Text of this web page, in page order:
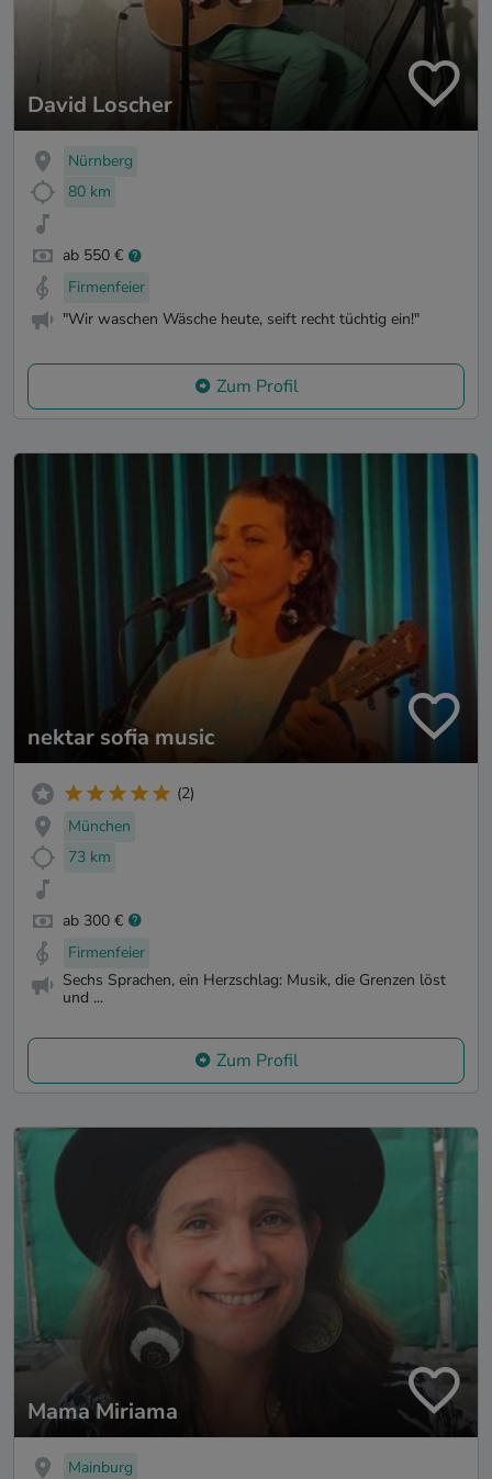
David Loscher
Nürnberg
80 km
ab 550 €
Firmenfeier
"Wir waschen Wäsche heute, seift recht tüchtig ein!"
Zum Profil
nektar sofia music
(2)
München
73 km
ab 300 €
Firmenfeier
Sechs Sprachen, ein Herzschlag: Musik, die Grenzen löst
und ...
Zum Profil
Mama Miriama
Mainburg